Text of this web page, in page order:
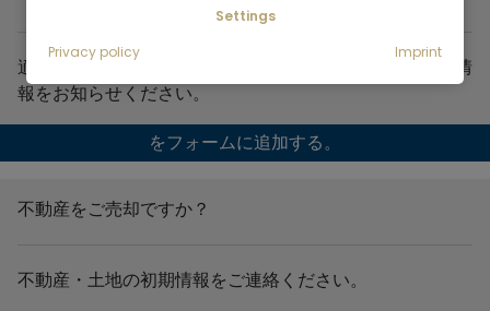
適切なオファーをお送りできるよう、できるだけ多くの情
報をお知らせください。
をフォームに追加する。
不動産をご売却ですか？
不動産・土地の初期情報をご連絡ください。
Settings
Privacy policy
Imprint